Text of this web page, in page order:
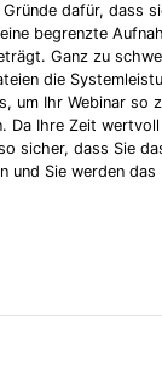
dafür, dass
begrenzte
Ganz zu
die
um Ihr Webinar so
Da Ihre Zeit
sicher, dass Sie
und Sie werden